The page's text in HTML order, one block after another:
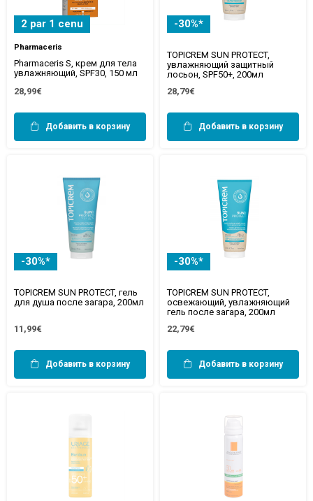
2 par 1 cenu
Pharmaceris
Pharmaceris S, крем для тела
увлажняющий, SPF30, 150 мл
28,99€
Добавить в корзину
-30%*
TOPICREM SUN PROTECT,
увлажняющий защитный
лосьон, SPF50+, 200мл
28,79€
Добавить в корзину
-30%*
TOPICREM SUN PROTECT, гель
для душа после загара, 200мл
11,99€
Добавить в корзину
-30%*
TOPICREM SUN PROTECT,
освежающий, увлажняющий
гель после загара, 200мл
22,79€
Добавить в корзину